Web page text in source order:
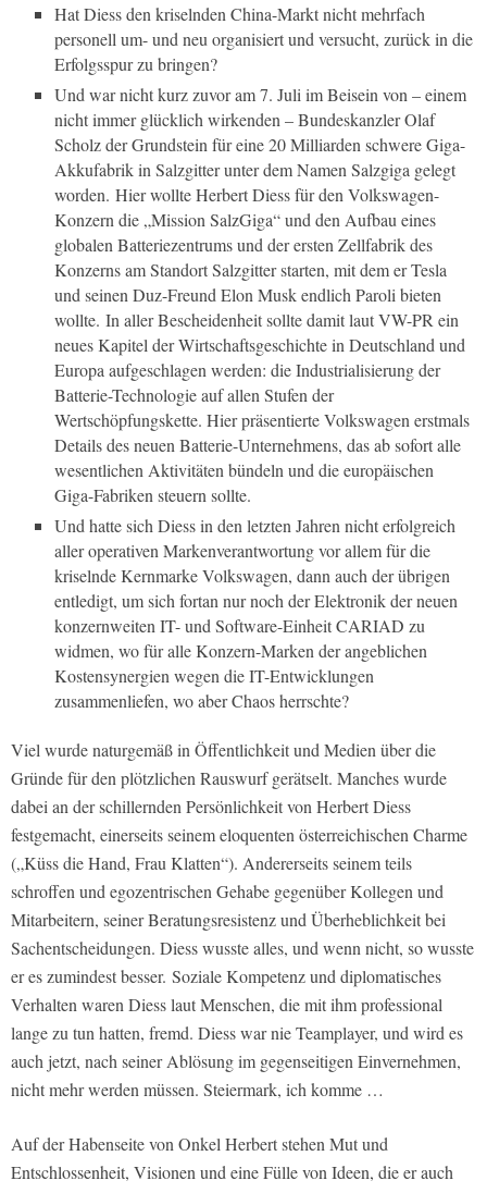
Hat Diess den kriselnden China-Markt nicht mehrfach
personell um- und neu organisiert und versucht, zurück in die
Erfolgsspur zu bringen?
Und war nicht kurz zuvor am 7. Juli im Beisein von – einem
nicht immer glücklich wirkenden – Bundeskanzler Olaf
Scholz der Grundstein für eine 20 Milliarden schwere Giga-
Akkufabrik in Salzgitter unter dem Namen Salzgiga gelegt
worden. Hier wollte Herbert Diess für den Volkswagen-
Konzern die „Mission SalzGiga“ und den Aufbau eines
globalen Batteriezentrums und der ersten Zellfabrik des
Konzerns am Standort Salzgitter starten, mit dem er Tesla
und seinen Duz-Freund Elon Musk endlich Paroli bieten
wollte. In aller Bescheidenheit sollte damit laut VW-PR ein
neues Kapitel der Wirtschaftsgeschichte in Deutschland und
Europa aufgeschlagen werden: die Industrialisierung der
Batterie-Technologie auf allen Stufen der
Wertschöpfungskette. Hier präsentierte Volkswagen erstmals
Details des neuen Batterie-Unternehmens, das ab sofort alle
wesentlichen Aktivitäten bündeln und die europäischen
Giga-Fabriken steuern sollte.
Und hatte sich Diess in den letzten Jahren nicht erfolgreich
aller operativen Markenverantwortung vor allem für die
kriselnde Kernmarke Volkswagen, dann auch der übrigen
entledigt, um sich fortan nur noch der Elektronik der neuen
konzernweiten IT- und Software-Einheit CARIAD zu
widmen, wo für alle Konzern-Marken der angeblichen
Kostensynergien wegen die IT-Entwicklungen
zusammenliefen, wo aber Chaos herrschte?
Viel wurde naturgemäß in Öffentlichkeit und Medien über die
Gründe für den plötzlichen Rauswurf gerätselt. Manches wurde
dabei an der schillernden Persönlichkeit von Herbert Diess
festgemacht, einerseits seinem eloquenten österreichischen Charme
(„Küss die Hand, Frau Klatten“). Andererseits seinem teils
schroffen und egozentrischen Gehabe gegenüber Kollegen und
Mitarbeitern, seiner Beratungsresistenz und Überheblichkeit bei
Sachentscheidungen. Diess wusste alles, und wenn nicht, so wusste
er es zumindest besser. Soziale Kompetenz und diplomatisches
Verhalten waren Diess laut Menschen, die mit ihm professional
lange zu tun hatten, fremd. Diess war nie Teamplayer, und wird es
auch jetzt, nach seiner Ablösung im gegenseitigen Einvernehmen,
nicht mehr werden müssen. Steiermark, ich komme …
Auf der Habenseite von Onkel Herbert stehen Mut und
Entschlossenheit, Visionen und eine Fülle von Ideen, die er auch